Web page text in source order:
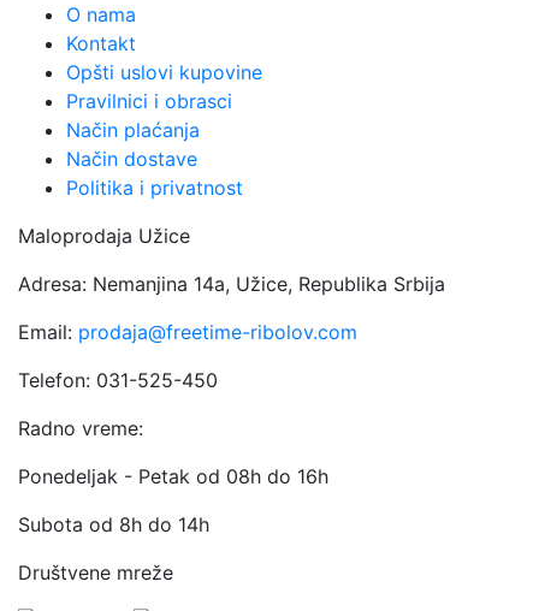
O nama
Kontakt
Opšti uslovi kupovine
Pravilnici i obrasci
Način plaćanja
Način dostave
Politika i privatnost
Maloprodaja Užice
Adresa: Nemanjina 14a, Užice, Republika Srbija
Email: prodaja@freetime-ribolov.com
Telefon: 031-525-450
Radno vreme:
Ponedeljak - Petak od 08h do 16h
Subota od 8h do 14h
Društvene mreže